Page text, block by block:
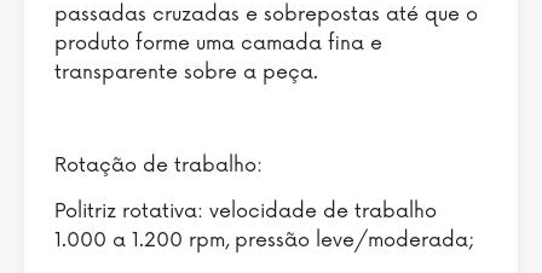
passadas cruzadas e sobrepostas até que o
produto forme uma camada fina e
transparente sobre a peça.
Rotação de trabalho:
Politriz rotativa: velocidade de trabalho
1.000 a 1.200 rpm, pressão leve/moderada;